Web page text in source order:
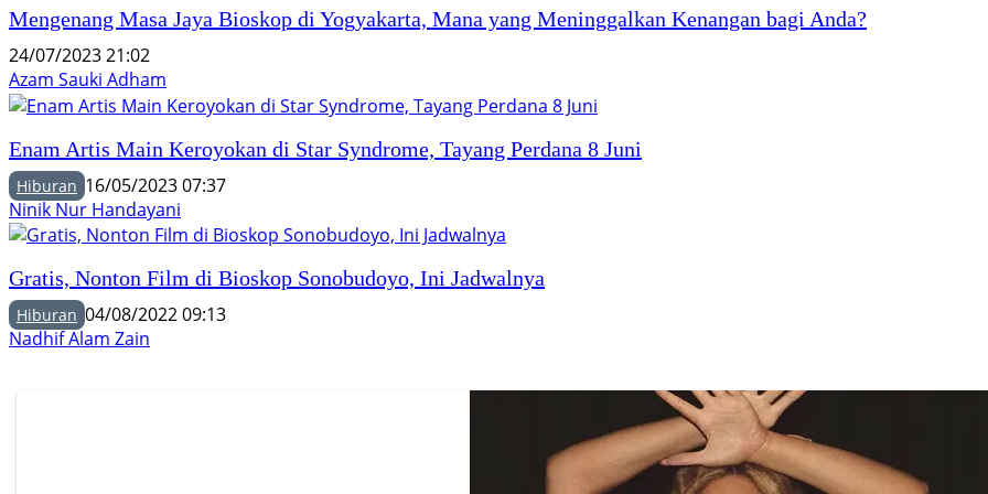
Mengenang Masa Jaya Bioskop di Yogyakarta, Mana yang Meninggalkan Kenangan bagi Anda?
24/07/2023 21:02
Azam Sauki Adham
Enam Artis Main Keroyokan di Star Syndrome, Tayang Perdana 8 Juni
Hiburan 16/05/2023 07:37
Ninik Nur Handayani
Gratis, Nonton Film di Bioskop Sonobudoyo, Ini Jadwalnya
Hiburan 04/08/2022 09:13
Nadhif Alam Zain